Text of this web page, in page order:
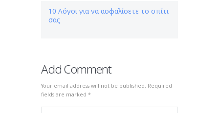
10 Λόγοι για να ασφαλίσετε το σπίτι
σας
Add Comment
Your email address will not be published. Required
fields are marked *